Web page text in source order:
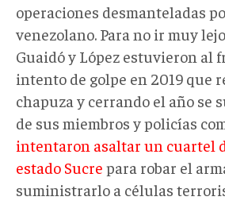
operaciones desmanteladas
venezolano. Para no ir muy
Guaidó y López estuvieron al
intento de golpe en 2019 que
chapuza y cerrando el año se
de sus miembros y policías
intentaron asaltar un cuartel
estado Sucre para robar el
suministrarlo a células